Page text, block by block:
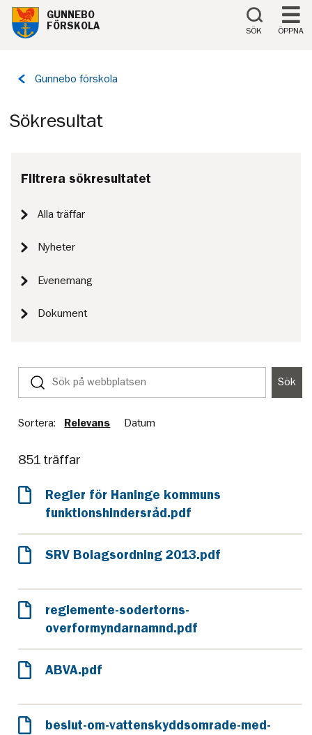
Till innehåll på sidan
GUNNEBO
FÖRSKOLA
SÖK ÖPPNA
Tillbaka
Gunnebo förskola
Sökresultat
Filtrera sökresultatet
Alla träffar
Nyheter
Evenemang
Dokument
Sök
Sök
Sortera: Relevans Datum
851 träffar
Regler för Haninge kommuns
funktionshindersråd.pdf
SRV Bolagsordning 2013.pdf
reglemente-sodertorns-
overformyndarnamnd.pdf
ABVA.pdf
beslut-om-vattenskyddsomrade-med-